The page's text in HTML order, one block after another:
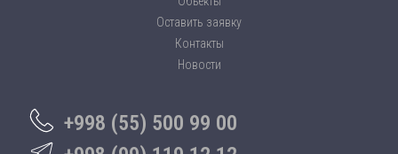
Оставить заявку
Контакты
Новости
+998 (55) 500 99 00